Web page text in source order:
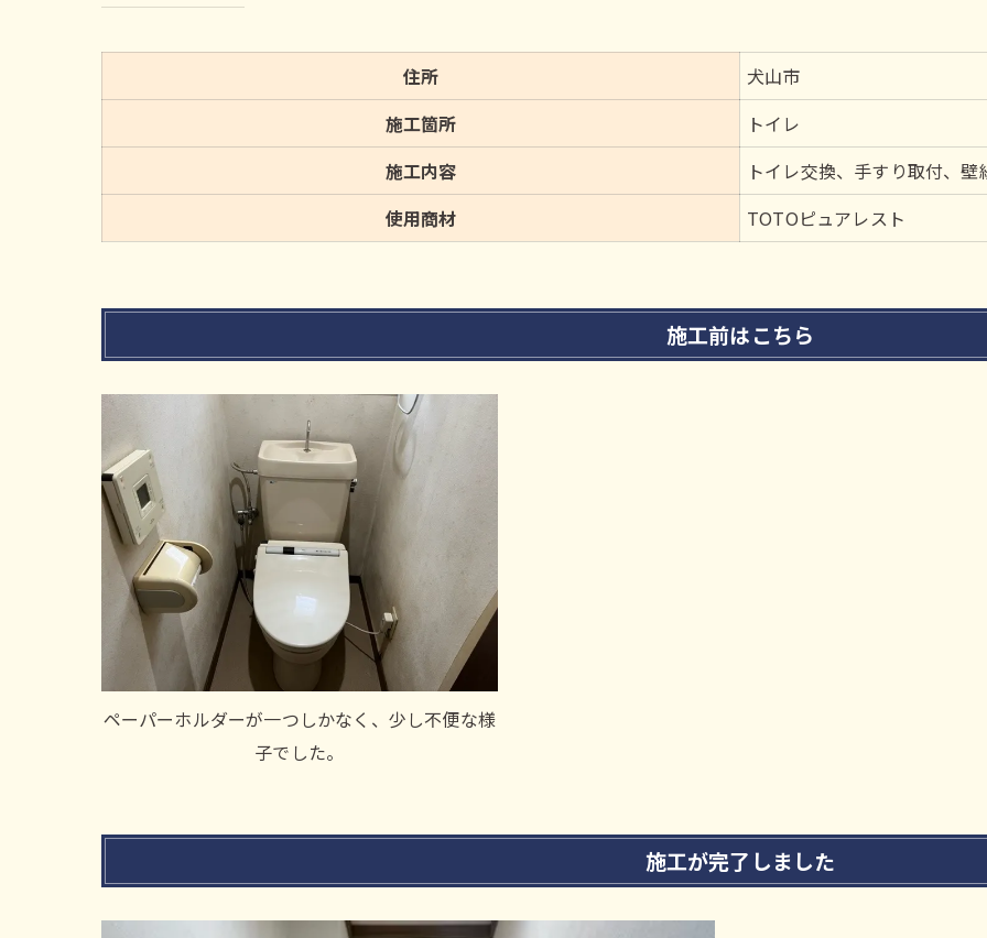
住所
犬山市
施工箇所
トイレ
施工内容
トイレ交換、手すり取付、壁
使用商材
TOTOピュアレスト
施工前はこちら
ペーパーホルダーが一つしかなく、少し不便な様
子でした。
施工が完了しました